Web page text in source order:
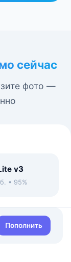
сейчас
фото —
v3
• 95%
Пополнить